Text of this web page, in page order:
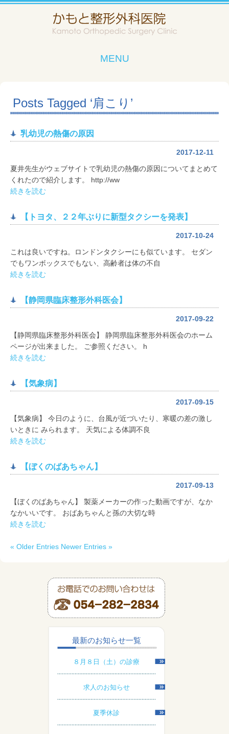
MENU
Posts Tagged ‘肩こり’
乳幼児の熱傷の原因
2017-12-11
夏井先生がウェブサイトで乳幼児の熱傷の原因についてまとめて
くれたので紹介します。 http://ww
続きを読む
【トヨタ、２２年ぶりに新型タクシーを発表】
2017-10-24
これは良いですね。ロンドンタクシーにも似ています。 セダン
でもワンボックスでもない、高齢者は体の不自
続きを読む
【静岡県臨床整形外科医会】
2017-09-22
【静岡県臨床整形外科医会】 静岡県臨床整形外科医会のホーム
ページが出来ました。 ご参照ください。 h
続きを読む
【気象病】
2017-09-15
【気象病】 今日のように、台風が近づいたり、寒暖の差の激し
いときに みられます。 天気による体調不良
続きを読む
【ぼくのばあちゃん】
2017-09-13
【ぼくのばあちゃん】 製薬メーカーの作った動画ですが、なか
なかいいです。 おばあちゃんと孫の大切な時
続きを読む
« Older Entries Newer Entries »
最新のお知らせ一覧
８月８日（土）の診療
求人のお知らせ
夏季休診